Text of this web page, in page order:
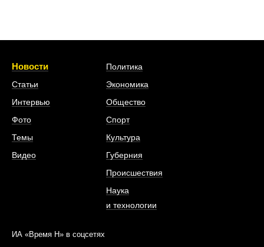
Новости
Статьи
Интервью
Фото
Темы
Видео
Политика
Экономика
Общество
Спорт
Культура
Губерния
Происшествия
Наука
и технологии
ИА «Время Н» в соцсетях